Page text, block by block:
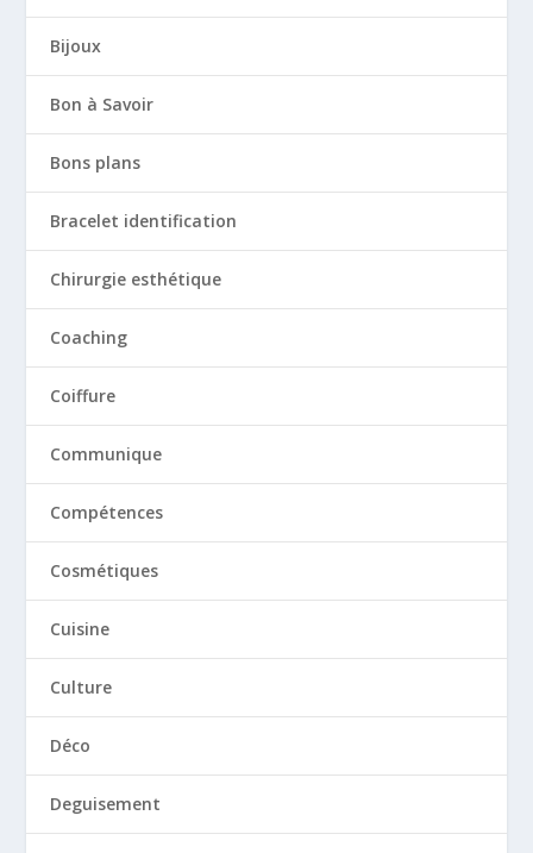
Bijoux
Bon à Savoir
Bons plans
Bracelet identification
Chirurgie esthétique
Coaching
Coiffure
Communique
Compétences
Cosmétiques
Cuisine
Culture
Déco
Deguisement